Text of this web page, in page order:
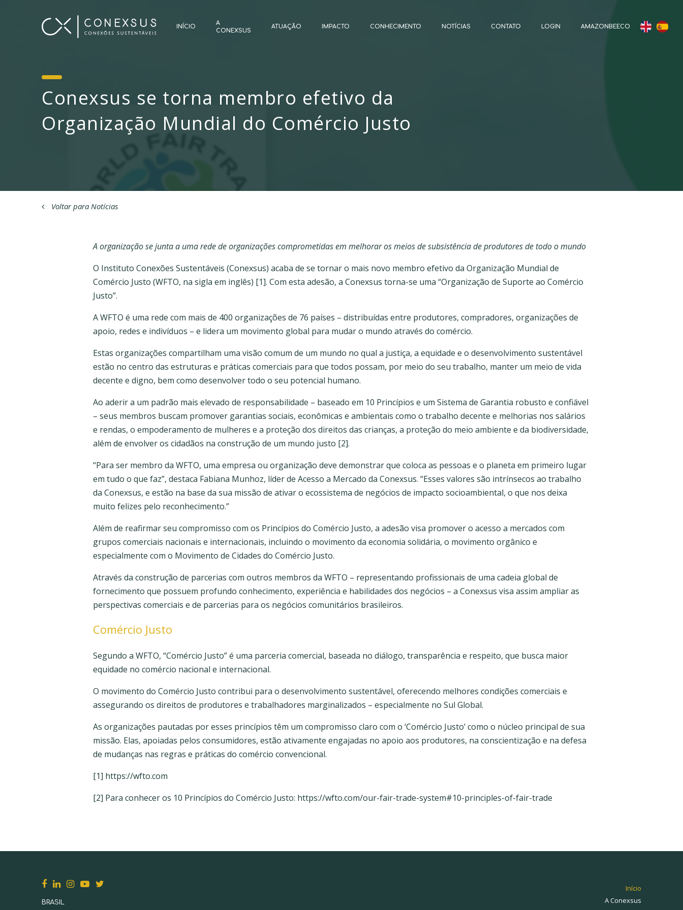
INÍCIO
A
CONEXSUS
ATUAÇÃO IMPACTO CONHECIMENTO NOTÍCIAS CONTATO LOGIN AMAZONBEECO
Conexsus se torna membro efetivo da
Organização Mundial do Comércio Justo
Voltar para Notícias
A organização se junta a uma rede de organizações comprometidas em melhorar os meios de subsistência de produtores de todo o mundo
O Instituto Conexões Sustentáveis (Conexsus) acaba de se tornar o mais novo membro efetivo da Organização Mundial de
Comércio Justo (WFTO, na sigla em inglês) [1]. Com esta adesão, a Conexsus torna-se uma “Organização de Suporte ao Comércio
Justo”.
A WFTO é uma rede com mais de 400 organizações de 76 países – distribuídas entre produtores, compradores, organizações de
apoio, redes e indivíduos – e lidera um movimento global para mudar o mundo através do comércio.
Estas organizações compartilham uma visão comum de um mundo no qual a justiça, a equidade e o desenvolvimento sustentável
estão no centro das estruturas e práticas comerciais para que todos possam, por meio do seu trabalho, manter um meio de vida
decente e digno, bem como desenvolver todo o seu potencial humano.
Ao aderir a um padrão mais elevado de responsabilidade – baseado em 10 Princípios e um Sistema de Garantia robusto e confiável
– seus membros buscam promover garantias sociais, econômicas e ambientais como o trabalho decente e melhorias nos salários
e rendas, o empoderamento de mulheres e a proteção dos direitos das crianças, a proteção do meio ambiente e da biodiversidade,
além de envolver os cidadãos na construção de um mundo justo [2].
“Para ser membro da WFTO, uma empresa ou organização deve demonstrar que coloca as pessoas e o planeta em primeiro lugar
em tudo o que faz”, destaca Fabiana Munhoz, líder de Acesso a Mercado da Conexsus. “Esses valores são intrínsecos ao trabalho
da Conexsus, e estão na base da sua missão de ativar o ecossistema de negócios de impacto socioambiental, o que nos deixa
muito felizes pelo reconhecimento.”
Além de reafirmar seu compromisso com os Princípios do Comércio Justo, a adesão visa promover o acesso a mercados com
grupos comerciais nacionais e internacionais, incluindo o movimento da economia solidária, o movimento orgânico e
especialmente com o Movimento de Cidades do Comércio Justo.
Através da construção de parcerias com outros membros da WFTO – representando profissionais de uma cadeia global de
fornecimento que possuem profundo conhecimento, experiência e habilidades dos negócios – a Conexsus visa assim ampliar as
perspectivas comerciais e de parcerias para os negócios comunitários brasileiros.
Comércio Justo
Segundo a WFTO, “Comércio Justo” é uma parceria comercial, baseada no diálogo, transparência e respeito, que busca maior
equidade no comércio nacional e internacional.
O movimento do Comércio Justo contribui para o desenvolvimento sustentável, oferecendo melhores condições comerciais e
assegurando os direitos de produtores e trabalhadores marginalizados – especialmente no Sul Global.
As organizações pautadas por esses princípios têm um compromisso claro com o ‘Comércio Justo’ como o núcleo principal de sua
missão. Elas, apoiadas pelos consumidores, estão ativamente engajadas no apoio aos produtores, na conscientização e na defesa
de mudanças nas regras e práticas do comércio convencional.
[1] https://wfto.com
[2] Para conhecer os 10 Princípios do Comércio Justo: https://wfto.com/our-fair-trade-system#10-principles-of-fair-trade
BRASIL
Início
A Conexsus